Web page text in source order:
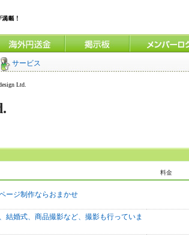
サービス
Ltd.
料金
ージ制作ならおまかせ
結婚式、商品撮影など、撮影も行っていま